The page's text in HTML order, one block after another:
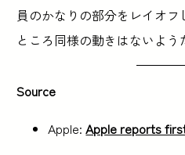
員のかなりの部分をレイオ
ところ同様の動きはないよう
Source
Apple:Apple reports